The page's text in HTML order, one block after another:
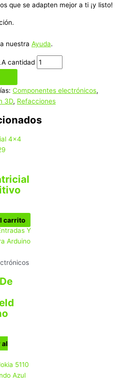
que se adapten mejor a ti ¡y listo!
nuestra Ayuda.
cantidad
Componentes electrónicos,
3D, Refacciones
carrito
al